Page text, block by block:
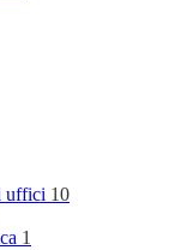
uffici 10
1